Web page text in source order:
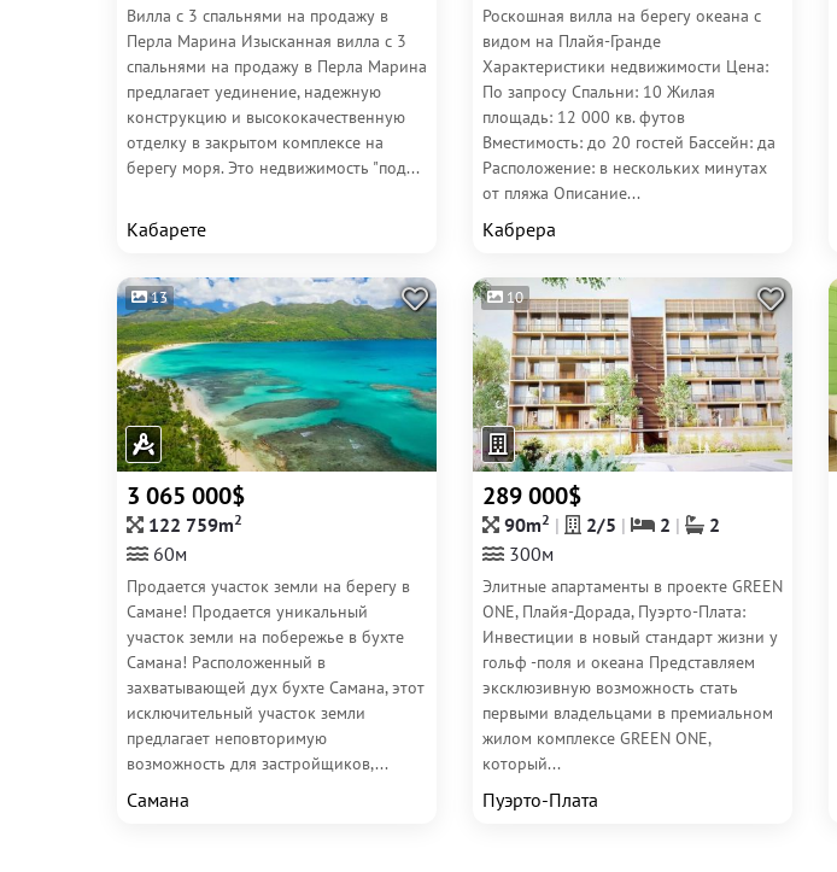
Вилла с 3 спальнями на продажу в
Перла Марина Изысканная вилла с 3
спальнями на продажу в Перла Марина
предлагает уединение, надежную
конструкцию и высококачественную
отделку в закрытом комплексе на
берегу моря. Это недвижимость "под...
Кабарете
Роскошная вилла на берегу океана с
видом на Плайя-Гранде
Характеристики недвижимости Цена:
По запросу Спальни: 10 Жилая
площадь: 12 000 кв. футов
Вместимость: до 20 гостей Бассейн: да
Расположение: в нескольких минутах
от пляжа Описание...
Кабрера
13
3 065 000$
122 759m2
60м
Продается участок земли на берегу в
Самане! Продается уникальный
участок земли на побережье в бухте
Самана! Расположенный в
захватывающей дух бухте Самана, этот
исключительный участок земли
предлагает неповторимую
возможность для застройщиков,...
Самана
10
289 000$
90m2 2/5 2
2
300м
Элитные апартаменты в проекте GREEN
ONE, Плайя-Дорада, Пуэрто-Плата:
Инвестиции в новый стандарт жизни у
гольф -поля и океана Представляем
эксклюзивную возможность стать
первыми владельцами в премиальном
жилом комплексе GREEN ONE,
который...
Пуэрто-Плата